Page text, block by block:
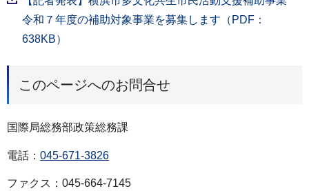
令和７年度の補助対象事業を募集します（PDF：
638KB）
このページへのお問合せ
国際局総務部政策総務課
電話： 045-671-3826
ファクス：045-664-7145